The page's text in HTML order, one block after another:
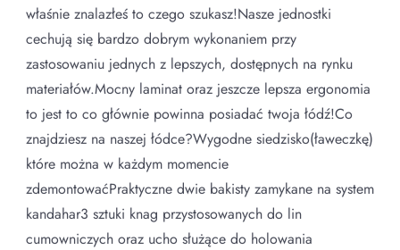
właśnie znalazłeś to czego szukasz!Nasze jednostki
cechują się bardzo dobrym wykonaniem przy
zastosowaniu jednych z lepszych, dostępnych na rynku
materiałów.Mocny laminat oraz jeszcze lepsza ergonomia
to jest to co głównie powinna posiadać twoja łódź!Co
znajdziesz na naszej łódce?Wygodne siedzisko(ławeczkę)
które można w każdym momencie
zdemontowaćPraktyczne dwie bakisty zamykane na system
kandahar3 sztuki knag przystosowanych do lin
cumowniczych oraz ucho służące do holowania